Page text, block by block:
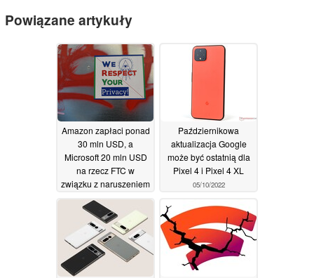
Powiązane artykuły
Amazon zapłaci ponad
30 mln USD, a
Microsoft 20 mln USD
na rzecz FTC w
związku z naruszeniem
prywatności przez
Ring, Alexę i Xbox
07/06/2023
Październikowa
aktualizacja Google
może być ostatnią dla
Pixel 4 i Pixel 4 XL
05/10/2022